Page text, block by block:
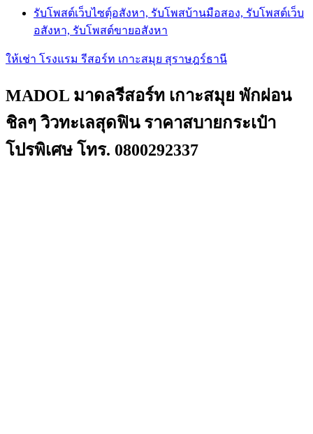
รับโพสต์เว็บไซตฺ์อสังหา, รับโพสบ้านมือสอง, รับโพสต์เว็บ
อสังหา, รับโพสต์ขายอสังหา
ให้เช่า โรงแรม รีสอร์ท เกาะสมุย สุราษฎร์ธานี
MADOL มาดลรีสอร์ท เกาะสมุย พักผ่อน
ชิลๆ วิวทะเลสุดฟิน ราคาสบายกระเป๋า
โปรพิเศษ โทร. 0800292337